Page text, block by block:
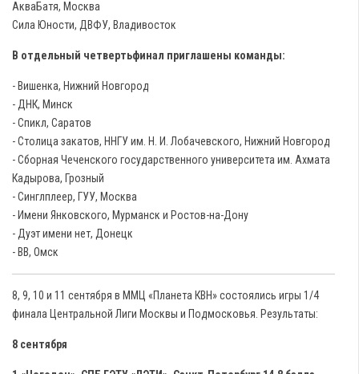
АкваБатя, Москва
Сила Юности, ДВФУ, Владивосток
В отдельный четвертьфинал приглашены команды:
- Вишенка, Нижний Новгород
- ДНК, Минск
- Спикл, Саратов
- Столица закатов, ННГУ им. Н. И. Лобачевского, Нижний Новгород
- Сборная Чеченского государственного университета им. Ахмата
Кадырова, Грозный
- Синглплеер, ГУУ, Москва
- Имени Янковского, Мурманск и Ростов-на-Дону
- Дуэт имени нет, Донецк
- ВВ, Омск
8, 9, 10 и 11 сентября в ММЦ «Планета КВН» состоялись игры 1/4
финала Центральной Лиги Москвы и Подмосковья. Результаты:
8 сентября